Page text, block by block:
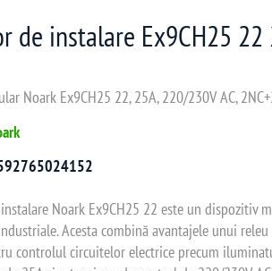
de instalare Ex9CH25
Noark Ex9CH25 22, 25A, 220/230V AC,
Noark Ex9CH25 22 este un dispozitiv
Acesta combină avantajele unui
controlul circuitelor electrice precum